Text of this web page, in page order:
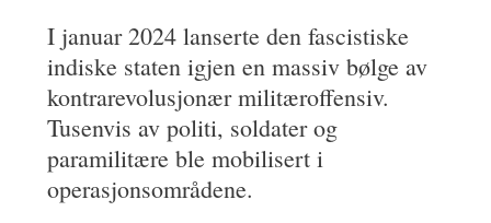
I januar 2024 lanserte den fascistiske
indiske staten igjen en massiv bølge av
kontrarevolusjonær militæroffensiv.
Tusenvis av politi, soldater og
paramilitære ble mobilisert i
operasjonsområdene.